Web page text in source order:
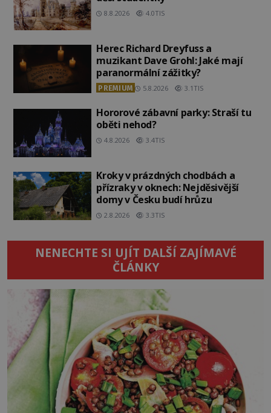
8.8.2026 4.0TIS
Herec Richard Dreyfuss a
muzikant Dave Grohl: Jaké mají
paranormální zážitky?
PREMIUM 5.8.2026 3.1TIS
Hororové zábavní parky: Straší tu
oběti nehod?
4.8.2026 3.4TIS
Kroky v prázdných chodbách a
přízraky v oknech: Nejděsivější
domy v Česku budí hrůzu
2.8.2026 3.3TIS
NENECHTE SI UJÍT DALŠÍ ZAJÍMAVÉ
ČLÁNKY